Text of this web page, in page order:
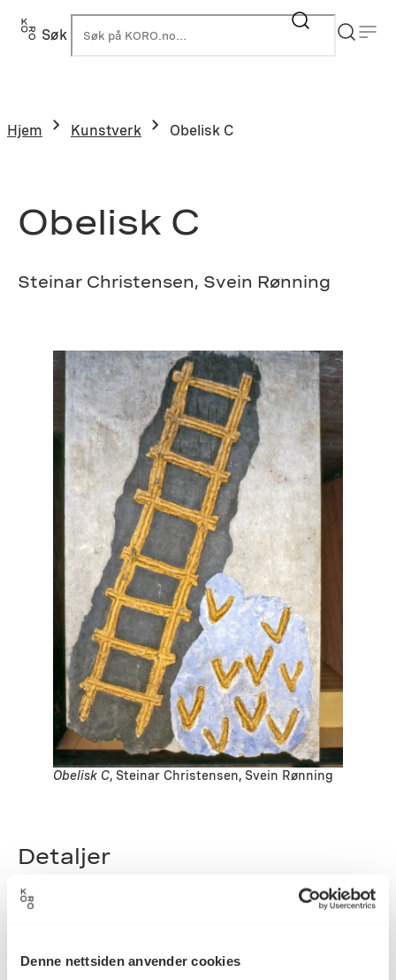
Denne nettsiden anvender cookies
Hopp
Søk
Hjem Kunstverk Obelisk C
Obelisk C
Steinar Christensen, Svein Rønning
Obelisk C, Steinar Christensen, Svein Rønning
Detaljer